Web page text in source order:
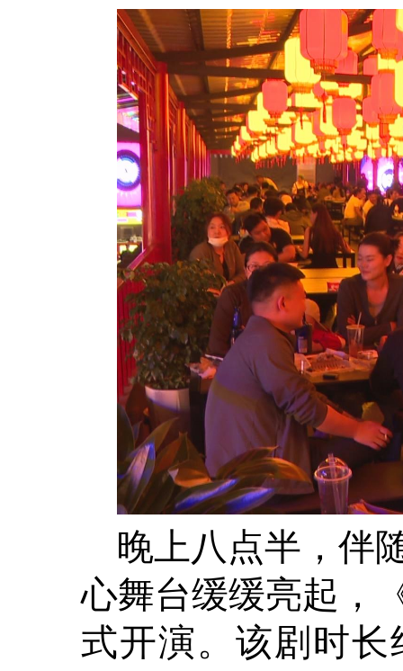
晚上八点半，伴
心舞台缓缓亮起，
式开演。该剧时